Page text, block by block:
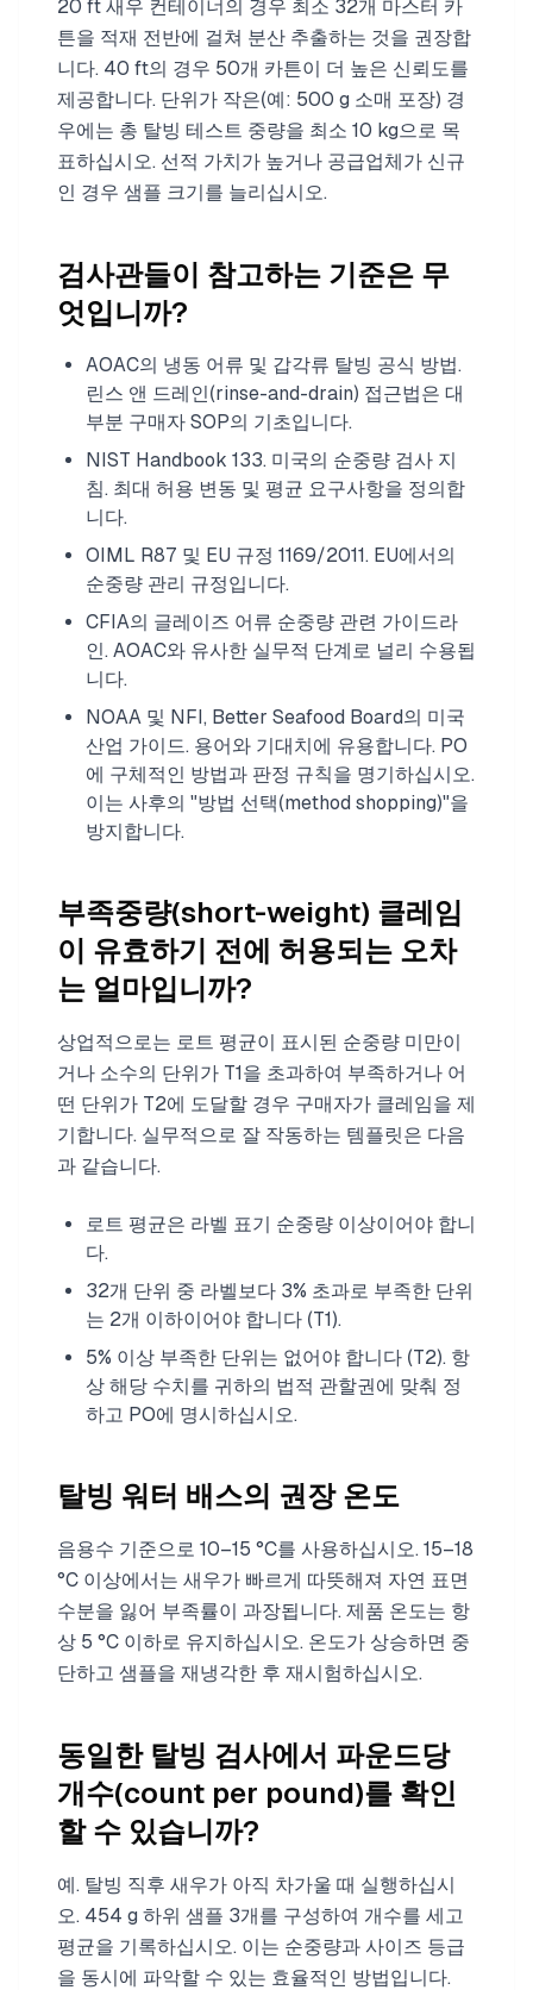
20 ft 새우 컨테이너의 경우 최소 32개 마스터 카
튼을 적재 전반에 걸쳐 분산 추출하는 것을 권장합
니다. 40 ft의 경우 50개 카튼이 더 높은 신뢰도를
제공합니다. 단위가 작은(예: 500 g 소매 포장) 경
우에는 총 탈빙 테스트 중량을 최소 10 kg으로 목
표하십시오. 선적 가치가 높거나 공급업체가 신규
인 경우 샘플 크기를 늘리십시오.
검사관들이 참고하는 기준은 무
엇입니까?
AOAC의 냉동 어류 및 갑각류 탈빙 공식 방법.
린스 앤 드레인(rinse-and-drain) 접근법은 대
부분 구매자 SOP의 기초입니다.
NIST Handbook 133. 미국의 순중량 검사 지
침. 최대 허용 변동 및 평균 요구사항을 정의합
니다.
OIML R87 및 EU 규정 1169/2011. EU에서의
순중량 관리 규정입니다.
CFIA의 글레이즈 어류 순중량 관련 가이드라
인. AOAC와 유사한 실무적 단계로 널리 수용됩
니다.
NOAA 및 NFI, Better Seafood Board의 미국
산업 가이드. 용어와 기대치에 유용합니다. PO
에 구체적인 방법과 판정 규칙을 명기하십시오.
이는 사후의 "방법 선택(method shopping)"을
방지합니다.
부족중량(short-weight) 클레임
이 유효하기 전에 허용되는 오차
는 얼마입니까?
상업적으로는 로트 평균이 표시된 순중량 미만이
거나 소수의 단위가 T1을 초과하여 부족하거나 어
떤 단위가 T2에 도달할 경우 구매자가 클레임을 제
기합니다. 실무적으로 잘 작동하는 템플릿은 다음
과 같습니다.
로트 평균은 라벨 표기 순중량 이상이어야 합니
다.
32개 단위 중 라벨보다 3% 초과로 부족한 단위
는 2개 이하이어야 합니다 (T1).
5% 이상 부족한 단위는 없어야 합니다 (T2). 항
상 해당 수치를 귀하의 법적 관할권에 맞춰 정
하고 PO에 명시하십시오.
탈빙 워터 배스의 권장 온도
음용수 기준으로 10–15 °C를 사용하십시오. 15–18
°C 이상에서는 새우가 빠르게 따뜻해져 자연 표면
수분을 잃어 부족률이 과장됩니다. 제품 온도는 항
상 5 °C 이하로 유지하십시오. 온도가 상승하면 중
단하고 샘플을 재냉각한 후 재시험하십시오.
동일한 탈빙 검사에서 파운드당
개수(count per pound)를 확인
할 수 있습니까?
예. 탈빙 직후 새우가 아직 차가울 때 실행하십시
오. 454 g 하위 샘플 3개를 구성하여 개수를 세고
평균을 기록하십시오. 이는 순중량과 사이즈 등급
을 동시에 파악할 수 있는 효율적인 방법입니다.